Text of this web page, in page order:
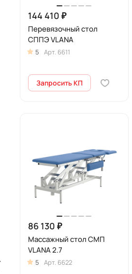
144 410 ₽
Перевязочный стол
СППЭ VLANA
5 Арт. 6611
Запросить КП
86 130 ₽
Массажный стол СМП
VLANA 2.7
5 Арт. 6622